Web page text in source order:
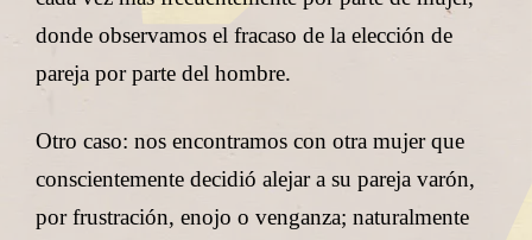
donde observamos el fracaso de la elección de
pareja por parte del hombre.
Otro caso: nos encontramos con otra mujer que
conscientemente decidió alejar a su pareja varón,
por frustración, enojo o venganza; naturalmente